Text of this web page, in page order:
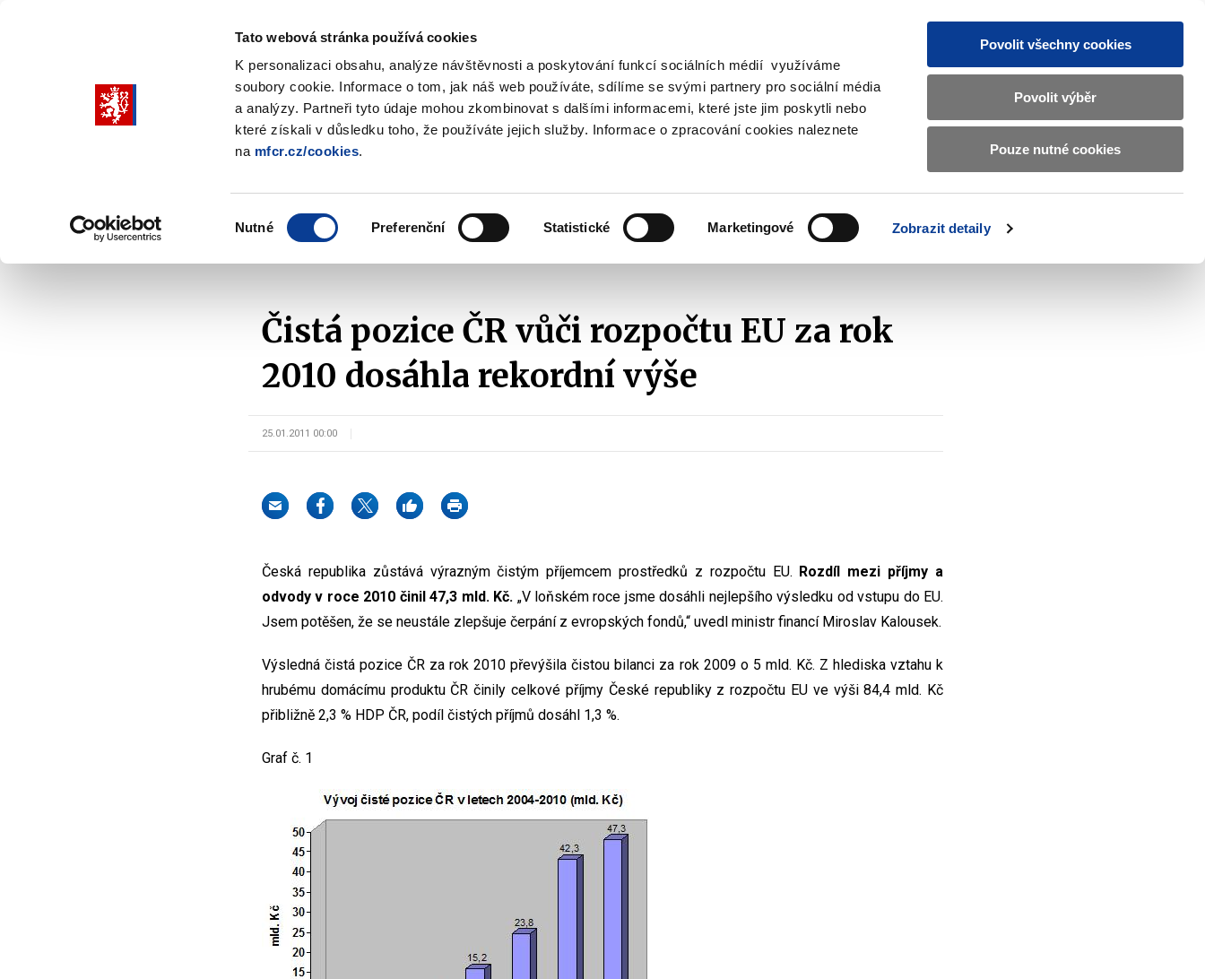
Tato webová stránka používá cookies
K personalizaci obsahu, analýze návštěvnosti a poskytování funkcí sociálních médií využíváme
soubory cookie. Informace o tom, jak náš web používáte, sdílíme se svými partnery pro sociální média
a analýzy. Partneři tyto údaje mohou zkombinovat s dalšími informacemi, které jste jim poskytli nebo
které získali v důsledku toho, že používáte jejich služby. Informace o zpracování cookies naleznete
na mfcr.cz/cookies.
Nutné Preferenční Statistické Marketingové Zobrazit detaily
Povolit všechny cookies
Povolit výběr
Pouze nutné cookies
Vyhledat
CZ EN
Základní
informace
o
Ministerstvu
financí
submenu
submenu
politika
submenu
submenu
účetnictví
submenu
EU
submenu
Tiskové zprávy Čistá pozice ČR vůči rozpočtu EU za rok 2010 dosáhla rekordní výše
Čistá pozice ČR vůči rozpočtu EU za rok
2010 dosáhla rekordní výše
25.01.2011 00:00
Česká republika zůstává výrazným čistým příjemcem prostředků z rozpočtu EU. Rozdíl mezi příjmy a
odvody v roce 2010 činil 47,3 mld. Kč. „V loňském roce jsme dosáhli nejlepšího výsledku od vstupu do EU.
Jsem potěšen, že se neustále zlepšuje čerpání z evropských fondů,“ uvedl ministr financí Miroslav Kalousek.
Výsledná čistá pozice ČR za rok 2010 převýšila čistou bilanci za rok 2009 o 5 mld. Kč. Z hlediska vztahu k
hrubému domácímu produktu ČR činily celkové příjmy České republiky z rozpočtu EU ve výši 84,4 mld. Kč
přibližně 2,3 % HDP ČR, podíl čistých příjmů dosáhl 1,3 %.
Graf č. 1